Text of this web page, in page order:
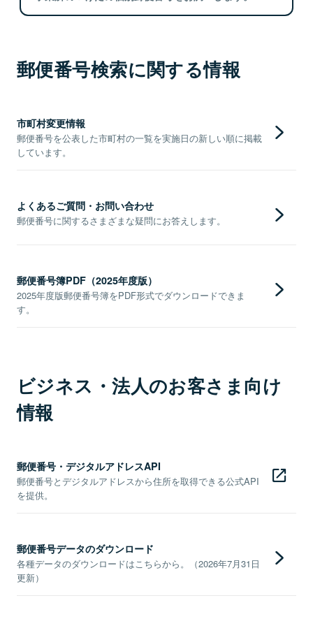
郵便番号検索に関する情報
市町村変更情報
郵便番号を公表した市町村の一覧を実施日の新しい順に掲載
しています。
よくあるご質問・お問い合わせ
郵便番号に関するさまざまな疑問にお答えします。
郵便番号簿PDF（2025年度版）
2025年度版郵便番号簿をPDF形式でダウンロードできま
す。
ビジネス・法人のお客さま向け
情報
郵便番号・デジタルアドレスAPI
郵便番号とデジタルアドレスから住所を取得できる公式API
を提供。
郵便番号データのダウンロード
各種データのダウンロードはこちらから。（2026年7月31日
更新）